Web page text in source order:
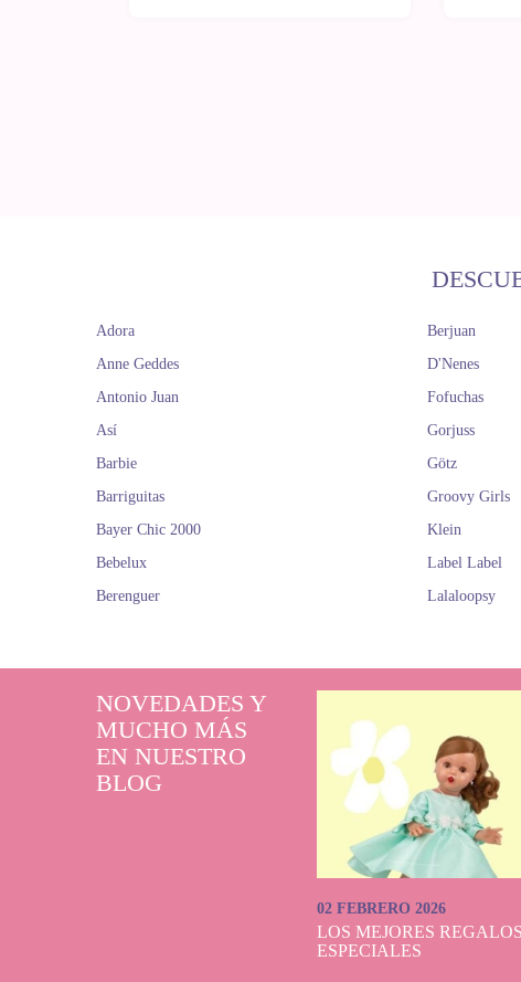
Adora
Anne Geddes
Antonio Juan
Así
Barbie
Barriguitas
Bayer Chic 2000
Bebelux
Berenguer
Berjuan
D'Nenes
Fofuchas
Gorjuss
Götz
Groovy Girls
Klein
Label Label
Lalaloopsy
NOVEDADES Y
MUCHO MÁS
EN NUESTRO
BLOG
02 FEBRERO 2026
LOS MEJORES
ESPECIALES